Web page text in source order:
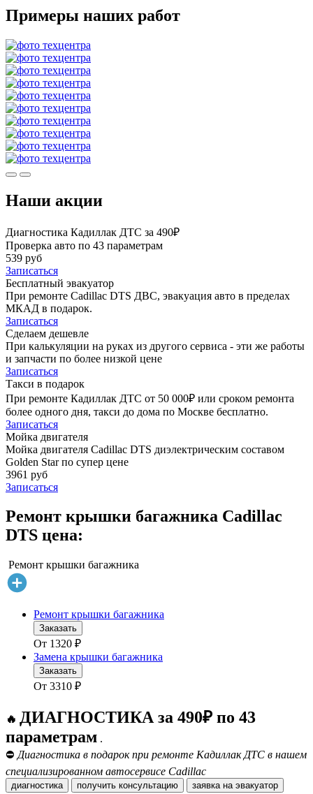
Примеры наших работ
Наши акции
Диагностика Кадиллак ДТС за 490₽
Проверка авто по 43 параметрам
539 руб
Записаться
Бесплатный эвакуатор
При ремонте Cadillac DTS ДВС, эвакуация авто в пределах
МКАД в подарок.
Записаться
Сделаем дешевле
При калькуляции на руках из другого сервиса - эти же работы
и запчасти по более низкой цене
Записаться
Такси в подарок
При ремонте Кадиллак ДТС от 50 000₽ или сроком ремонта
более одного дня, такси до дома по Москве бесплатно.
Записаться
Мойка двигателя
Мойка двигателя Cadillac DTS диэлектрическим составом
Golden Star по супер цене
3961 руб
Записаться
Ремонт крышки багажника Cadillac
DTS цена:
Ремонт крышки багажника
Ремонт крышки багажника
Заказать
От 1320 ₽
Замена крышки багажника
Заказать
От 3310 ₽
🔥 ДИАГНОСТИКА за 490₽ по 43
параметрам .
⛔ Диагностика в подарок при ремонте Кадиллак ДТС в нашем
специализированном автосервисе Cadillac
диагностика получить консультацию заявка на эвакуатор